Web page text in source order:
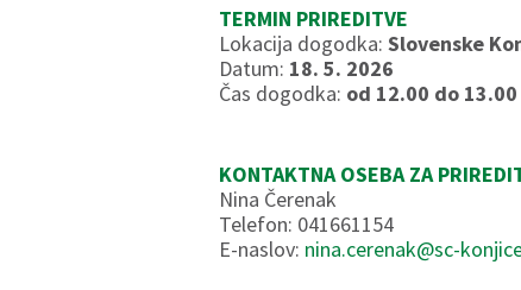
TERMIN PRIREDITVE
Lokacija dogodka:Slovenske
Datum: 18. 5. 2026
Čas dogodka: od 12.00 do 13.00
KONTAKTNA OSEBA ZA
Nina Čerenak
Telefon: 041661154
E-naslov: nina.cerenak@sc-